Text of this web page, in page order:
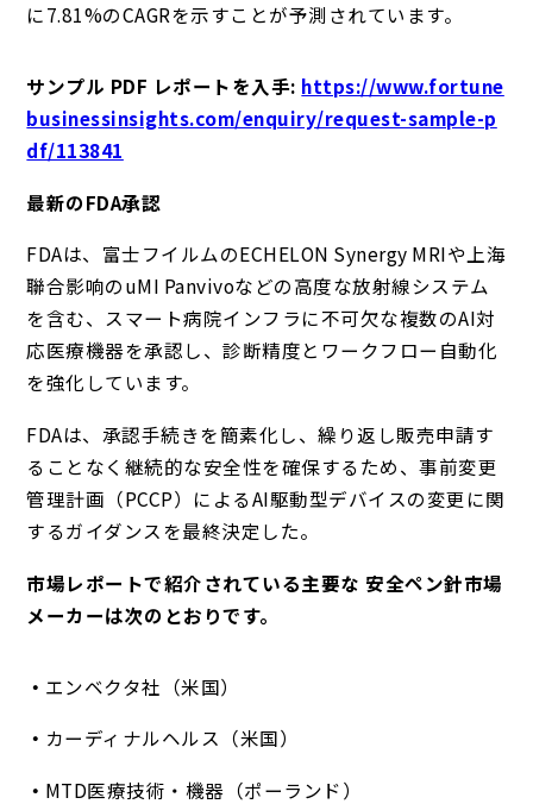
に7.81%のCAGRを示すことが予測されています。
サンプル PDF レポートを入手: https://www.fortune
businessinsights.com/enquiry/request-sample-p
df/113841
最新のFDA承認
FDAは、富士フイルムのECHELON Synergy MRIや上海
聯合影响のuMI Panvivoなどの高度な放射線システム
を含む、スマート病院インフラに不可欠な複数のAI対
応医療機器を承認し、診断精度とワークフロー自動化
を強化しています。
FDAは、承認手続きを簡素化し、繰り返し販売申請す
ることなく継続的な安全性を確保するため、事前変更
管理計画（PCCP）によるAI駆動型デバイスの変更に関
するガイダンスを最終決定した。
市場レポートで紹介されている主要な 安全ペン針市場
メーカーは次のとおりです。
エンベクタ社（米国）
カーディナルヘルス（米国）
MTD医療技術・機器（ポーランド）